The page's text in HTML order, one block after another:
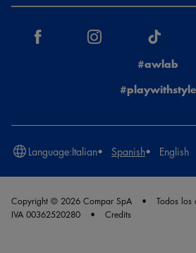
#awlab
#playwithstyle
Language:Italian Spanish English
Copyright © 2026 Compar SpA Todos los
IVA 00362520280
Credits